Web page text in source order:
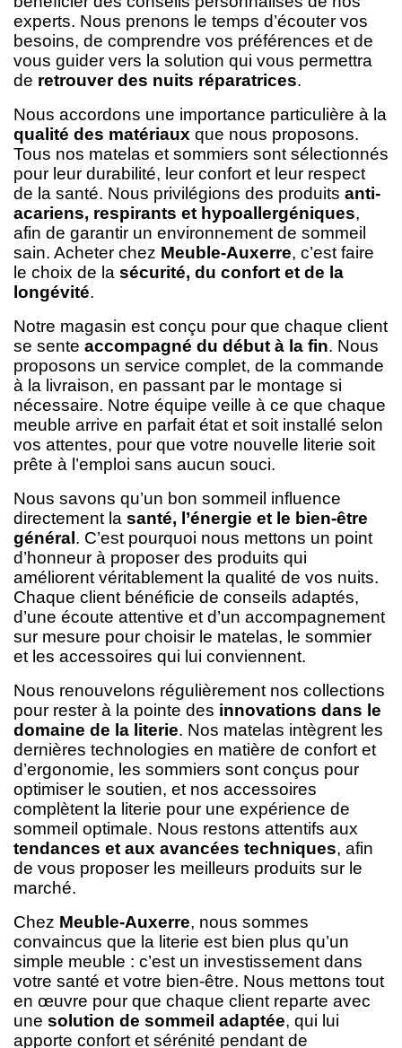
experts. Nous prenons le temps d’écouter vos
besoins, de comprendre vos préférences et de
vous guider vers la solution qui vous permettra
de retrouver des nuits réparatrices.
Nous accordons une importance particulière à la
qualité des matériaux que nous proposons.
Tous nos matelas et sommiers sont sélectionnés
pour leur durabilité, leur confort et leur respect
de la santé. Nous privilégions des produits anti-
acariens, respirants et hypoallergéniques,
afin de garantir un environnement de sommeil
sain. Acheter chez Meuble-Auxerre, c’est faire
le choix de la sécurité, du confort et de la
longévité.
Notre magasin est conçu pour que chaque client
se sente accompagné du début à la fin. Nous
proposons un service complet, de la commande
à la livraison, en passant par le montage si
nécessaire. Notre équipe veille à ce que chaque
meuble arrive en parfait état et soit installé selon
vos attentes, pour que votre nouvelle literie soit
prête à l’emploi sans aucun souci.
Nous savons qu’un bon sommeil influence
directement la santé, l’énergie et le bien-être
général. C’est pourquoi nous mettons un point
d’honneur à proposer des produits qui
améliorent véritablement la qualité de vos nuits.
Chaque client bénéficie de conseils adaptés,
d’une écoute attentive et d’un accompagnement
sur mesure pour choisir le matelas, le sommier
et les accessoires qui lui conviennent.
Nous renouvelons régulièrement nos collections
pour rester à la pointe des innovations dans le
domaine de la literie. Nos matelas intègrent les
dernières technologies en matière de confort et
d’ergonomie, les sommiers sont conçus pour
optimiser le soutien, et nos accessoires
complètent la literie pour une expérience de
sommeil optimale. Nous restons attentifs aux
tendances et aux avancées techniques, afin
de vous proposer les meilleurs produits sur le
marché.
Chez Meuble-Auxerre, nous sommes
convaincus que la literie est bien plus qu’un
simple meuble : c’est un investissement dans
votre santé et votre bien-être. Nous mettons tout
en œuvre pour que chaque client reparte avec
une solution de sommeil adaptée, qui lui
apporte confort et sérénité pendant de